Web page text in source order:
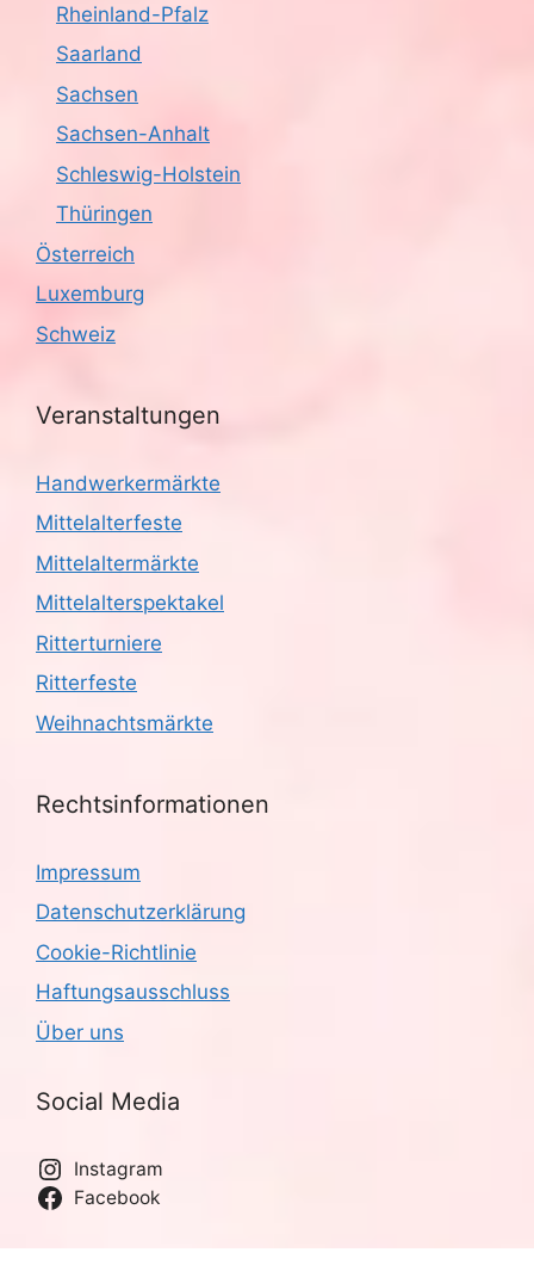
Rheinland-Pfalz
Saarland
Sachsen
Sachsen-Anhalt
Schleswig-Holstein
Thüringen
Österreich
Luxemburg
Schweiz
Veranstaltungen
Handwerkermärkte
Mittelalterfeste
Mittelaltermärkte
Mittelalterspektakel
Ritterturniere
Ritterfeste
Weihnachtsmärkte
Rechtsinformationen
Impressum
Datenschutzerklärung
Cookie-Richtlinie
Haftungsausschluss
Über uns
Social Media
Instagram
Facebook